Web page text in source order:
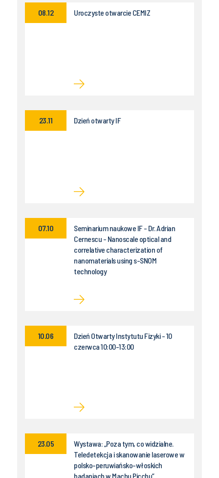
Uroczyste otwarcie CEMIZ
08.12
Dzień otwarty IF
23.11
Seminarium naukowe IF - Dr. Adrian
Cernescu - Nanoscale optical and
correlative characterization of
nanomaterials using s-SNOM
technology
07.10
Dzień Otwarty Instytutu Fizyki - 10
czerwca 10:00-13:00
10.06
Wystawa: „Poza tym, co widzialne.
Teledetekcja i skanowanie laserowe w
polsko-peruwiańsko-włoskich
badaniach w Machu Picchu”
23.05